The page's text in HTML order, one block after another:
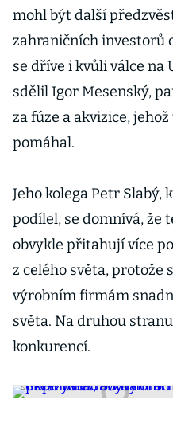
mohl být další
zahraničních investorů
se dříve i kvůli válce na
sdělil Igor Mesenský,
za fúze a akvizice,
pomáhal.
Jeho kolega Petr Slabý,
podílel, se domnívá, že
obvykle přitahují více
z celého světa, protože
výrobním firmám
světa. Na druhou
konkurencí.